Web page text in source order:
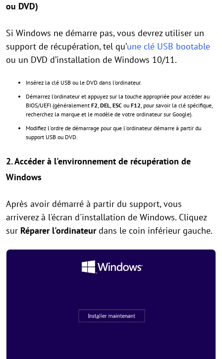
ou DVD)
Si Windows ne démarre pas, vous devrez utiliser un
support de récupération, tel qu’une clé USB bootable
ou un DVD d’installation de Windows 10/11.
Insérez la clé USB ou le DVD dans l’ordinateur.
Démarrez l’ordinateur et appuyez sur la touche appropriée pour accéder au
BIOS/UEFI (généralement F2, DEL, ESC ou F12, pour savoir la clé spécifique,
recherchez la marque et le modèle de votre ordinateur sur Google).
Modifiez l'ordre de démarrage pour que l'ordinateur démarre à partir du
support USB ou DVD.
2.Accéder à l'environnement de récupération de
Windows
Après avoir démarré à partir du support, vous
arriverez à l'écran d'installation de Windows. Cliquez
sur Réparer l'ordinateurdans le coin inférieur gauche.